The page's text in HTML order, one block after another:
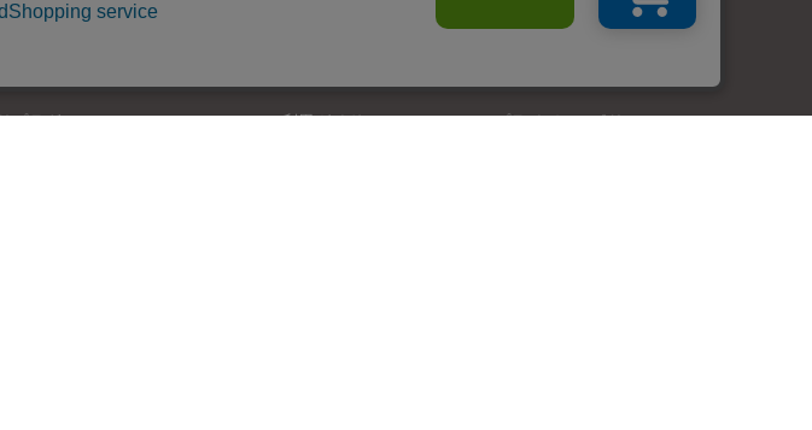
プラグについて
ご利用ガイド
プライバシーポリシー